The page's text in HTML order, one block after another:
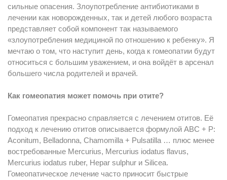
сильные опасения. Злоупотребление антибиотиками в
лечении как новорожденных, так и детей любого возраста
представляет собой компонент так называемого
«злоупотребления медициной по отношению к ребенку». Я
мечтаю о том, что наступит день, когда к гомеопатии будут
относиться с большим уважением, и она войдёт в арсенал
большего числа родителей и врачей.
Как гомеопатия может помочь при отите?
Гомеопатия прекрасно справляется с лечением отитов. Её
подход к лечению отитов описывается формулой АВС + Р:
Aconitum, Belladonna, Chamomilla + Pulsatilla … плюс менее
востребованные Mercurius, Mercurius iodatus flavus,
Mercurius iodatus ruber, Hepar sulphur и Silicea.
Гомеопатическое лечение часто приносит быстрые